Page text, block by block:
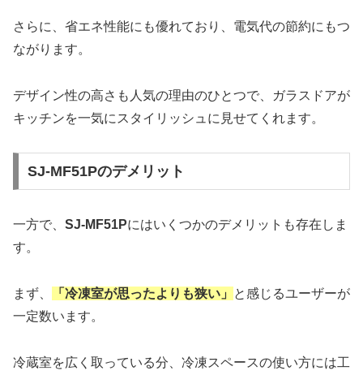
さらに、省エネ性能にも優れており、電気代の節約にもつ
ながります。
デザイン性の高さも人気の理由のひとつで、ガラスドアが
キッチンを一気にスタイリッシュに見せてくれます。
SJ-MF51Pのデメリット
一方で、 SJ-MF51Pにはいくつかのデメリットも存在しま
す。
まず、 「冷凍室が思ったよりも狭い」
と感じるユーザーが
一定数います。
冷蔵室を広く取っている分、冷凍スペースの使い方には工